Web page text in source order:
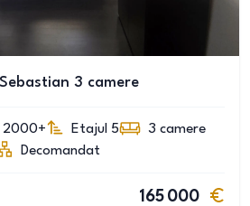
Sebastian 3 camere
2000+ Etajul 5 3 camere
Decomandat
165 000